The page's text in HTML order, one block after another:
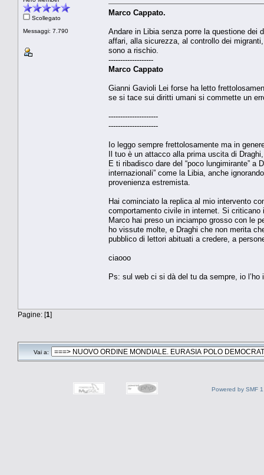
Scollegato
Messaggi: 7.790
Marco Cappato.
Andare in Libia senza porre la questione dei
affari, alla sicurezza, al controllo dei
sono a rischio.
-------------------
Marco Cappato
Gianni Gavioli Lei forse ha letto
se si tace sui diritti umani si commette un
---------------------
---------------------
Io leggo sempre frettolosamente ma in
Il tuo è un attacco alla prima uscita di
E ti ribadisco dare del “poco lungimirante” a
internazionali” come la Libia, anche
provenienza estremista.
Hai cominciato la replica al mio intervento
comportamento civile in internet. Si criticano
Marco hai preso un inciampo grosso con le
ho vissute molte, e Draghi che non merita
pubblico di lettori abituati a credere, a
ciaooo
Ps: sul web ci si dà del tu da sempre, io
Pagine: [1]
Vai a:
Powered by SMF